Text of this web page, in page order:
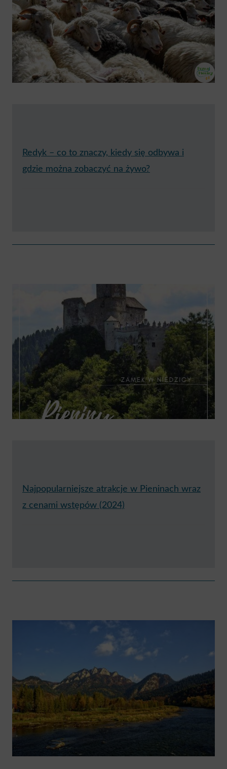
Redyk – co to znaczy, kiedy się odbywa i
gdzie można zobaczyć na żywo?
Najpopularniejsze atrakcje w Pieninach wraz
z cenami wstępów (2024)